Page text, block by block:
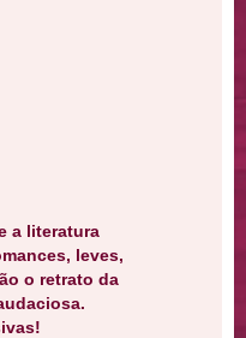
a literatura
leves,
o retrato da